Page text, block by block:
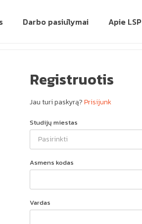
Darbo pasiūlymai Apie LSP
Registruotis
Jau turi paskyrą?Prisijunk
Studijų miestas
Pasirinkti
Asmens kodas
Vardas